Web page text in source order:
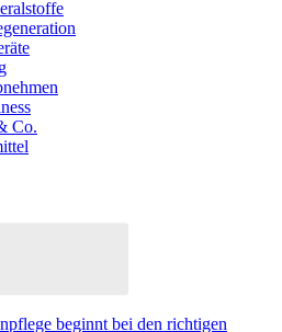
Co.
beginnt bei den richtigen